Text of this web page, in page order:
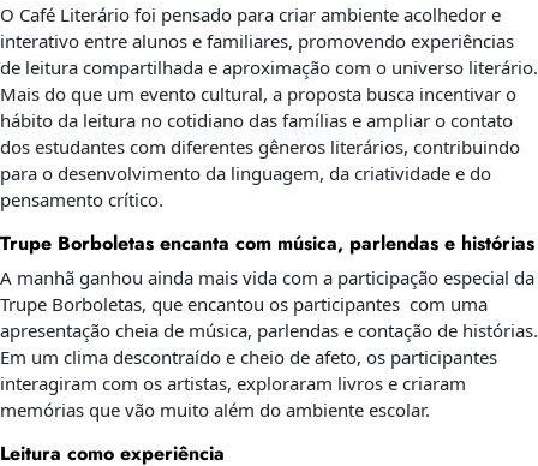
O Café Literário foi pensado para criar ambiente acolhedor e
interativo entre alunos e familiares, promovendo experiências
de leitura compartilhada e aproximação com o universo literário.
Mais do que um evento cultural, a proposta busca incentivar o
hábito da leitura no cotidiano das famílias e ampliar o contato
dos estudantes com diferentes gêneros literários, contribuindo
para o desenvolvimento da linguagem, da criatividade e do
pensamento crítico.
Trupe Borboletas encanta com música, parlendas e histórias
A manhã ganhou ainda mais vida com a participação especial da
Trupe Borboletas, que encantou os participantes com uma
apresentação cheia de música, parlendas e contação de histórias.
Em um clima descontraído e cheio de afeto, os participantes
interagiram com os artistas, exploraram livros e criaram
memórias que vão muito além do ambiente escolar.
Leitura como experiência